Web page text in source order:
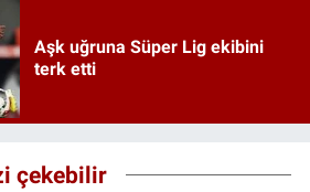
Aşk uğruna Süper Lig ekibini
terk etti
çekebilir